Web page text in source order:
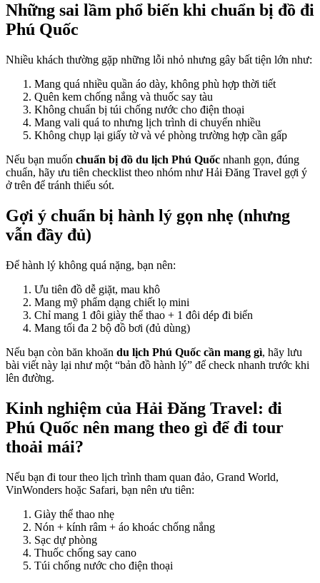
Những sai lầm phổ biến khi chuẩn bị đồ đi
Phú Quốc
Nhiều khách thường gặp những lỗi nhỏ nhưng gây bất tiện lớn như:
Mang quá nhiều quần áo dày, không phù hợp thời tiết
Quên kem chống nắng và thuốc say tàu
Không chuẩn bị túi chống nước cho điện thoại
Mang vali quá to nhưng lịch trình di chuyển nhiều
Không chụp lại giấy tờ và vé phòng trường hợp cần gấp
Nếu bạn muốn chuẩn bị đồ du lịch Phú Quốc nhanh gọn, đúng
chuẩn, hãy ưu tiên checklist theo nhóm như Hải Đăng Travel gợi ý
ở trên để tránh thiếu sót.
Gợi ý chuẩn bị hành lý gọn nhẹ (nhưng
vẫn đầy đủ)
Để hành lý không quá nặng, bạn nên:
Ưu tiên đồ dễ giặt, mau khô
Mang mỹ phẩm dạng chiết lọ mini
Chỉ mang 1 đôi giày thể thao + 1 đôi dép đi biển
Mang tối đa 2 bộ đồ bơi (đủ dùng)
Nếu bạn còn băn khoăn du lịch Phú Quốc cần mang gì, hãy lưu
bài viết này lại như một “bản đồ hành lý” để check nhanh trước khi
lên đường.
Kinh nghiệm của Hải Đăng Travel: đi
Phú Quốc nên mang theo gì để đi tour
thoải mái?
Nếu bạn đi tour theo lịch trình tham quan đảo, Grand World,
VinWonders hoặc Safari, bạn nên ưu tiên:
Giày thể thao nhẹ
Nón + kính râm + áo khoác chống nắng
Sạc dự phòng
Thuốc chống say cano
Túi chống nước cho điện thoại